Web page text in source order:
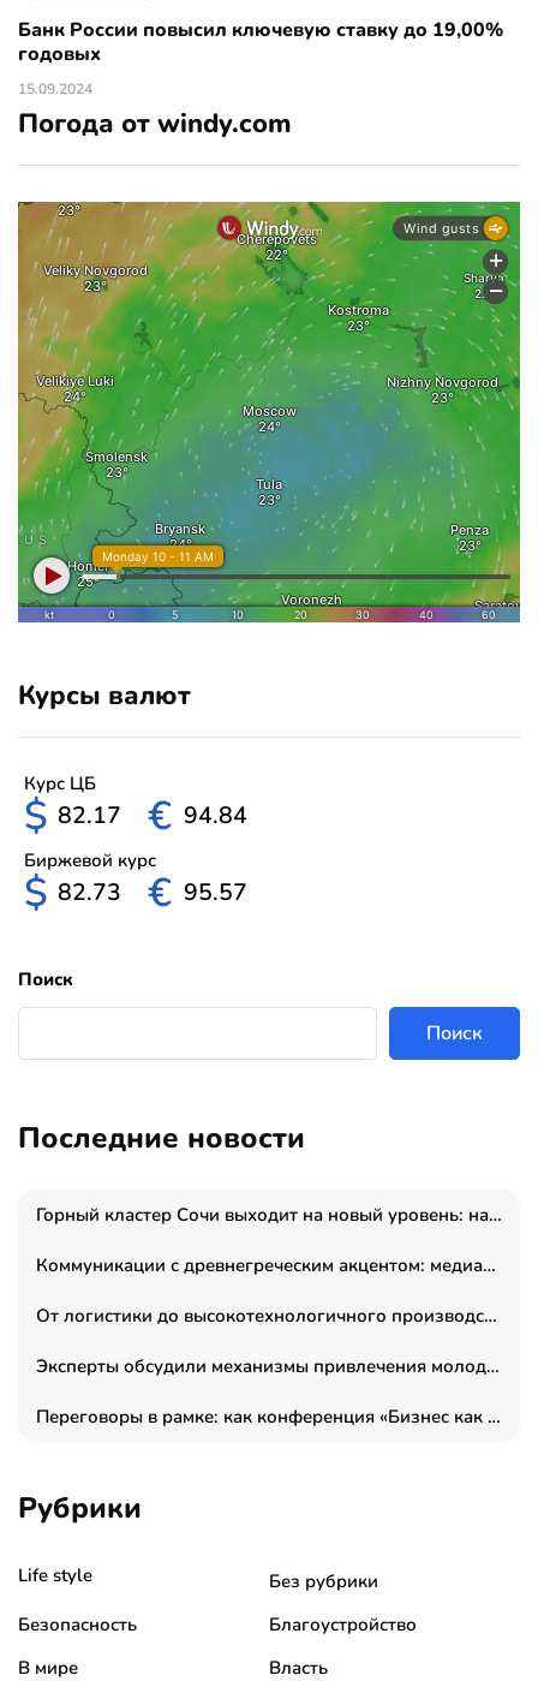
Банк России повысил ключевую ставку до 19,00%
годовых
15.09.2024
Погода от windy.com
Курсы валют
Курс ЦБ
$ 82.17 € 94.84
Биржевой курс
$ 82.73 € 95.57
Поиск
Поиск
Последние новости
Горный кластер Сочи выходит на новый уровень: налоги игорной зоны выросли на 15%, а весь курорт вошёл в федеральный проект «Производительность труда»
Коммуникации с древнегреческим акцентом: медиаменеджер и журналист Владимир Дергачев запустил коммуникационное агентство «Сократ 2.0»
От логистики до высокотехнологичного производства: как основатель “гагаринга” выстраивает экосистему безопасности и гражданских БПЛА
Эксперты обсудили механизмы привлечения молодых специалистов в промышленные города
Переговоры в рамке: как конференция «Бизнес как искусство» переформатирует деловой этикет в стенах ТПП РФ
Рубрики
Life style
Без рубрики
Безопасность
Благоустройство
В мире
Власть